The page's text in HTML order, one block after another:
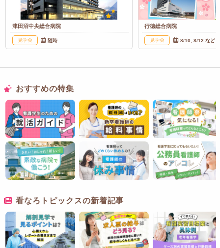
津田沼中央総合病院
見学会 随時
行徳総合病院
見学会 8/10, 8/12 など
おすすめの特集
看なろトピックスの新着記事